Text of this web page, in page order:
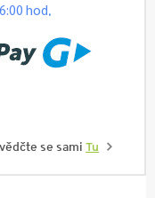
hod .
se sami Tu